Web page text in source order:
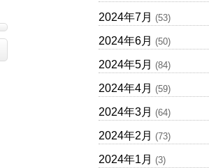
2024年7月 (53)
2024年6月 (50)
2024年5月 (84)
2024年4月 (59)
2024年3月 (64)
2024年2月 (73)
2024年1月 (3)